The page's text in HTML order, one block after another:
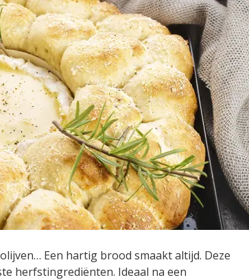
Een hartig brood smaakt altijd. Deze
herfstingrediënten. Ideaal na een